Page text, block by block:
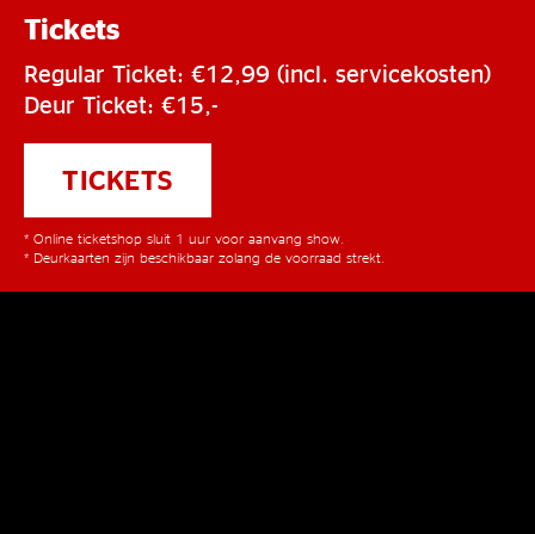
Tickets
Regular Ticket: €12,99 (incl. servicekosten)
Deur Ticket: €15,-
TICKETS
* Online ticketshop sluit 1 uur voor aanvang show.
* Deurkaarten zijn beschikbaar zolang de voorraad strekt.